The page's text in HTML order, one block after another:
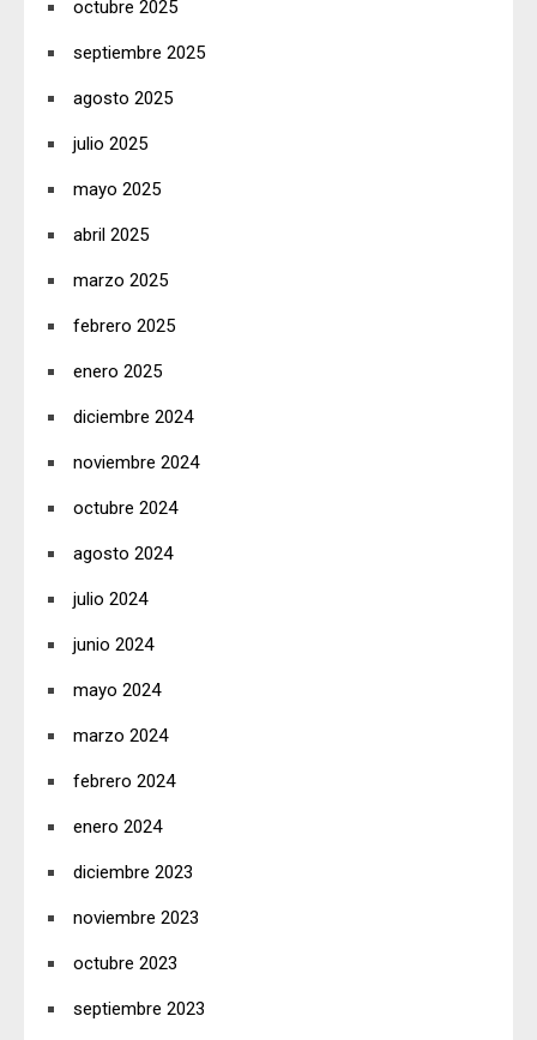
octubre 2025
septiembre 2025
agosto 2025
julio 2025
mayo 2025
abril 2025
marzo 2025
febrero 2025
enero 2025
diciembre 2024
noviembre 2024
octubre 2024
agosto 2024
julio 2024
junio 2024
mayo 2024
marzo 2024
febrero 2024
enero 2024
diciembre 2023
noviembre 2023
octubre 2023
septiembre 2023